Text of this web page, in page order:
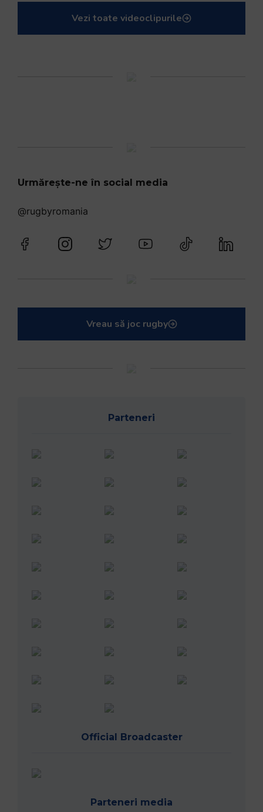
Vezi toate videoclipurile
Urmărește-ne în social media
@rugbyromania
Vreau să joc rugby
Parteneri
Official Broadcaster
Parteneri media